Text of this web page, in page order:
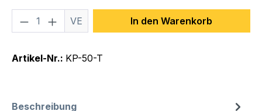
Produkt Anzahl: Gib den
VE In den Warenkorb
Artikel-Nr.: KP-50-T
Beschreibung